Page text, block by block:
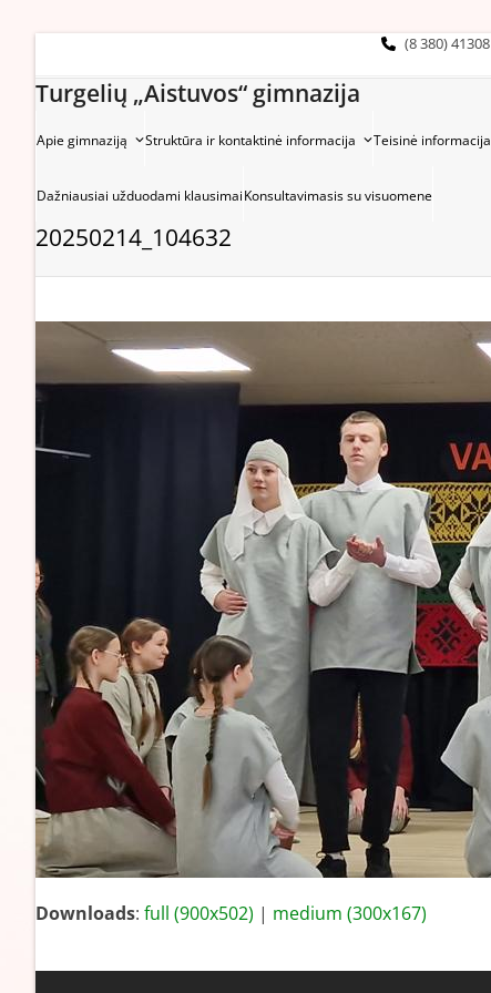
(8 380) 41308
Turgelių „Aistuvos“ gimnazija
Apie gimnaziją Struktūra ir kontaktinė informacija Teisinė informacija
Dažniausiai užduodami klausimaiKonsultavimasis su visuomene
20250214_104632
Downloads: full (900x502) | medium (300x167)